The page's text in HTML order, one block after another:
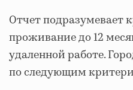
Отчет подразумевает
проживание до 12
удаленной работе.
по следующим